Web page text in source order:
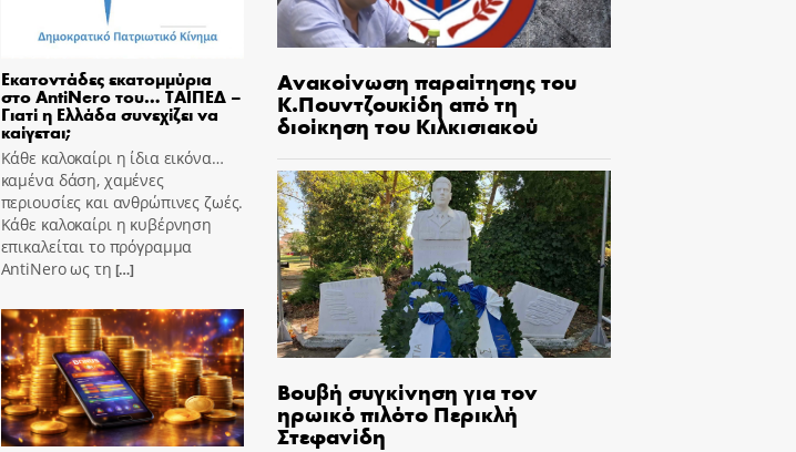
Εκατοντάδες εκατομμύρια
στο AntiNero του… ΤΑΙΠΕΔ –
Γιατί η Ελλάδα συνεχίζει να
καίγεται;
Κάθε καλοκαίρι η ίδια εικόνα…
καμένα δάση, χαμένες
περιουσίες και ανθρώπινες ζωές.
Κάθε καλοκαίρι η κυβέρνηση
επικαλείται το πρόγραμμα
AntiNero ως τη […]
Ανακοίνωση παραίτησης του
Κ.Πουντζουκίδη από τη
διοίκηση του Κιλκισιακού
Βουβή συγκίνηση για τον
ηρωικό πιλότο Περικλή
Στεφανίδη